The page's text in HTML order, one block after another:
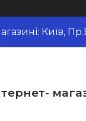
Київ,